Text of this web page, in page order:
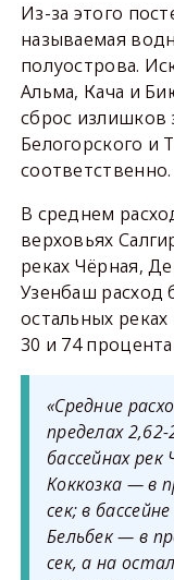
Из-за этого
называемая
полуострова.
Альма, Кача и
сброс излишков
Белогорского и
соответственно.
В среднем
верховьях
реках Чёрная,
Узенбаш расход
остальных
30 и 74
«Средние
пределах
бассейнах
Коккозка — в
сек; в
Бельбек — в
сек, а на